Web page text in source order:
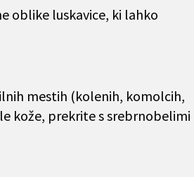
oblike luskavice, ki lahko
mestih (kolenih, komolcih,
kože, prekrite s srebrnobelimi